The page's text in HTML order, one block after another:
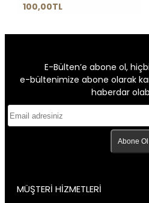
100,00TL
E-Bülten’e abone ol,
e-bültenimize abone olarak
haberdar
Abone Ol
MÜŞTERİ HİZMETLERİ